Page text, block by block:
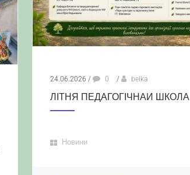
24.06.2026 / 0 / belka
ЛІТНЯ ПЕДАГОГІЧНАИ ШКОЛА
Новини